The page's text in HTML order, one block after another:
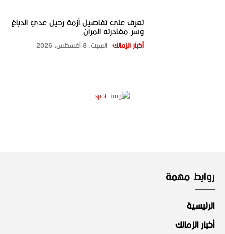
تعرف على تفاصيل أزمة رحيل عدي الدباغ
وسر مغادرته المران
أخبار الزمالك السبت، 8 أغسطس، 2026
روابط مهمة
الرئيسية
أخبار الزمالك